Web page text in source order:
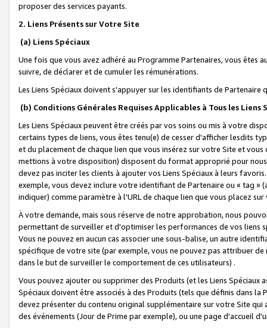
proposer des services payants.
2. Liens Présents sur Votre Site
(a) Liens Spéciaux
Une fois que vous avez adhéré au Programme Partenaires, vous êtes
suivre, de déclarer et de cumuler les rémunérations.
Les Liens Spéciaux doivent s'appuyer sur les identifiants de Partenaire
(b) Conditions Générales Requises Applicables à Tous les Liens
Les Liens Spéciaux peuvent être créés par vos soins ou mis à votre
certains types de liens, vous êtes tenu(e) de cesser d'afficher lesdits
et du placement de chaque lien que vous insérez sur votre Site et
mettions à votre disposition) disposent du format approprié pour
devez pas inciter les clients à ajouter vos Liens Spéciaux à leurs
exemple, vous devez inclure votre identifiant de Partenaire ou « tag
indiquer) comme paramètre à l'URL de chaque lien que vous placez
À votre demande, mais sous réserve de notre approbation, nous
permettant de surveiller et d'optimiser les performances de vos liens
Vous ne pouvez en aucun cas associer une sous-balise, un autre
spécifique de votre site (par exemple, vous ne pouvez pas attribuer
dans le but de surveiller le comportement de ces utilisateurs) .
Vous pouvez ajouter ou supprimer des Produits (et les Liens
Spéciaux doivent être associés à des Produits (tels que définis dans
devez présenter du contenu original supplémentaire sur votre Site qui
des événements (Jour de Prime par exemple), ou une page d'accueil